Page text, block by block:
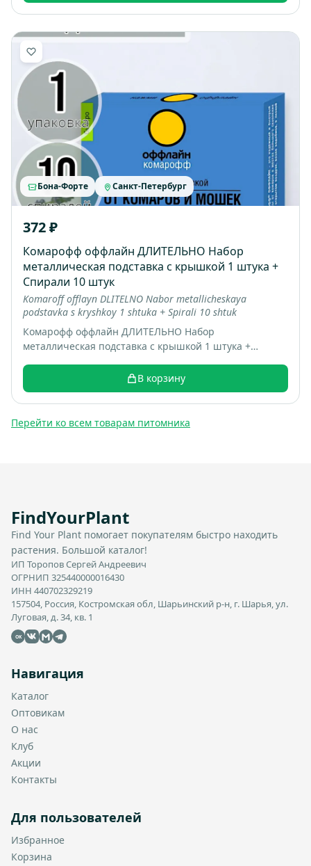
Бона-Форте Санкт-Петербург
372 ₽
Комарофф оффлайн ДЛИТЕЛЬНО Набор
металлическая подставка с крышкой 1 штука +
Спирали 10 штук
Komaroff offlayn DLITELNO Nabor metallicheskaya
podstavka s kryshkoy 1 shtuka + Spirali 10 shtuk
Комарофф оффлайн ДЛИТЕЛЬНО Набор
металлическая подставка с крышкой 1 штука +
В корзину
Перейти ко всем товарам питомника
FindYourPlant
Find Your Plant помогает покупателям быстро находить
растения. Большой каталог!
ИП Торопов Сергей Андреевич
ОГРНИП 325440000016430
ИНН 440702329219
157504, Россия, Костромская обл, Шарьинский р-н, г. Шарья, ул.
Луговая, д. 34, кв. 1
OK
Навигация
Каталог
Оптовикам
О нас
Клуб
Акции
Контакты
Для пользователей
Избранное
Корзина